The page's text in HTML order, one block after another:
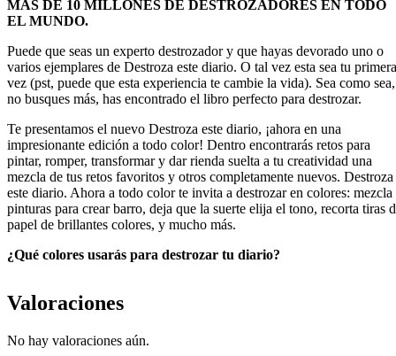
MÁS DE 10 MILLONES DE DESTROZADORES EN TODO
EL MUNDO.
Puede que seas un experto destrozador y que hayas devorado uno o
varios ejemplares de Destroza este diario. O tal vez esta sea tu primera
vez (pst, puede que esta experiencia te cambie la vida). Sea como sea,
no busques más, has encontrado el libro perfecto para destrozar.
Te presentamos el nuevo Destroza este diario, ¡ahora en una
impresionante edición a todo color! Dentro encontrarás retos para
pintar, romper, transformar y dar rienda suelta a tu creatividad una
mezcla de tus retos favoritos y otros completamente nuevos. Destroza
este diario. Ahora a todo colorte invita a destrozar en colores: mezcla
pinturas para crear barro, deja que la suerte elija el tono, recorta tiras
papel de brillantes colores, y mucho más.
¿Qué colores usarás para destrozar tu diario?
Valoraciones
No hay valoraciones aún.